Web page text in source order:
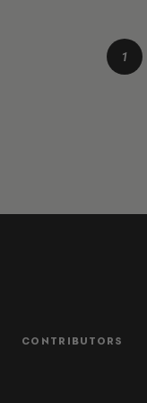
1
CONTRIBUTORS